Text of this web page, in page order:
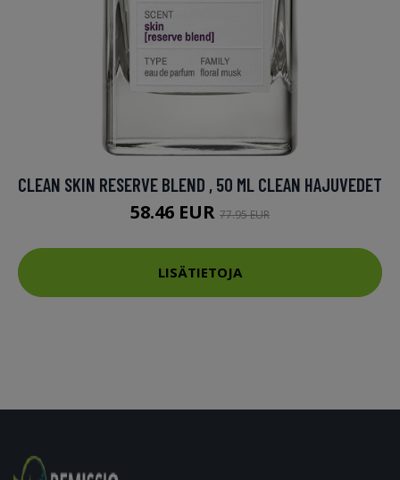
CLEAN SKIN RESERVE BLEND , 50 ML CLEAN HAJUVEDET
58.46 EUR 77.95 EUR
LISÄTIETOJA